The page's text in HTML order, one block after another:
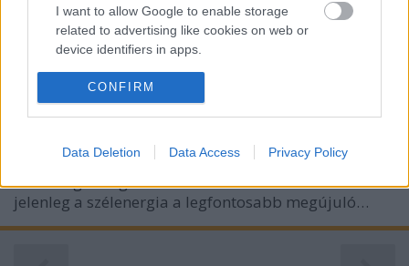
I want to allow Google to enable storage
related to advertising like cookies on web or
device identifiers in apps.
I want to allow my user data to be sent to
Google for online advertising purposes.
I want to allow Google to send me
personalized advertising.
I want to allow Google to enable storage
CONFIRM
Data Deletion Data Access Privacy Policy
szélenergia-projekteket
•2023. február 15.
Az Egyesült Államok harmincmillió dollárral
támogatja anyagok, köztük a szélturbinák működési
hatékonyságát növelő nagyon könnyű kompozitok
olcsóbb gyártását – jelentette be február tizedikén
az ország Energetikai Minisztériuma. Az USA-ban
jelenleg a szélenergia a legfontosabb megújuló…